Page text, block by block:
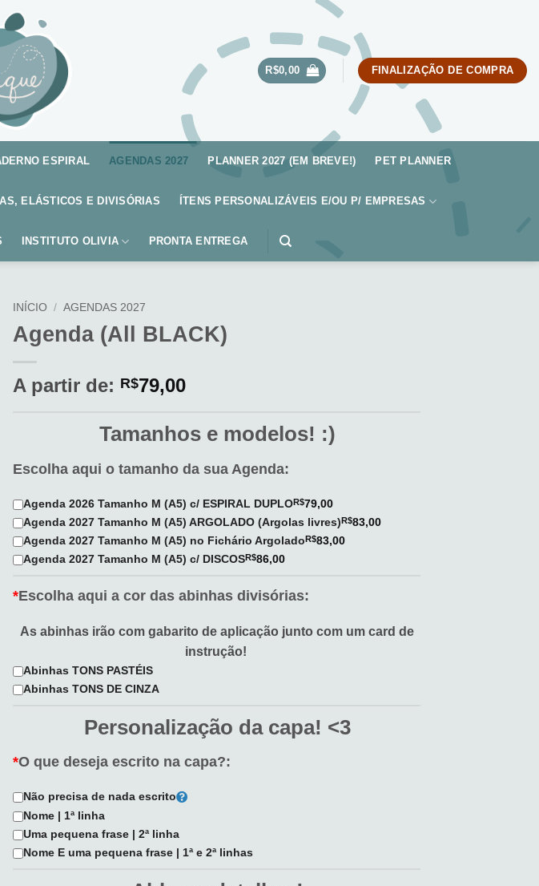
R$0,00 FINALIZAÇÃO DE COMPRA
ESPIRAL AGENDAS 2027 PLANNER 2027 (EM BREVE!) PET PLANNER
ELÁSTICOS E DIVISÓRIAS ÍTENS PERSONALIZÁVEIS E/OU P/ EMPRESAS
INSTITUTO OLIVIA PRONTA ENTREGA
INÍCIO / AGENDAS 2027
Agenda (All BLACK)
A partir de: R$79,00
Tamanhos e modelos! :)
Escolha aqui o tamanho da sua Agenda:
Agenda 2026 Tamanho M (A5) c/ ESPIRAL DUPLOR$79,00
Agenda 2027 Tamanho M (A5) ARGOLADO (Argolas livres)R$83,00
Agenda 2027 Tamanho M (A5) no Fichário ArgoladoR$83,00
Agenda 2027 Tamanho M (A5) c/ DISCOSR$86,00
*Escolha aqui a cor das abinhas divisórias:
As abinhas irão com gabarito de aplicação junto com um card de
instrução!
Abinhas TONS PASTÉIS
Abinhas TONS DE CINZA
Personalização da capa! <3
*O que deseja escrito na capa?:
Não precisa de nada escrito
Nome | 1ª linha
Uma pequena frase | 2ª linha
Nome E uma pequena frase | 1ª e 2ª linhas